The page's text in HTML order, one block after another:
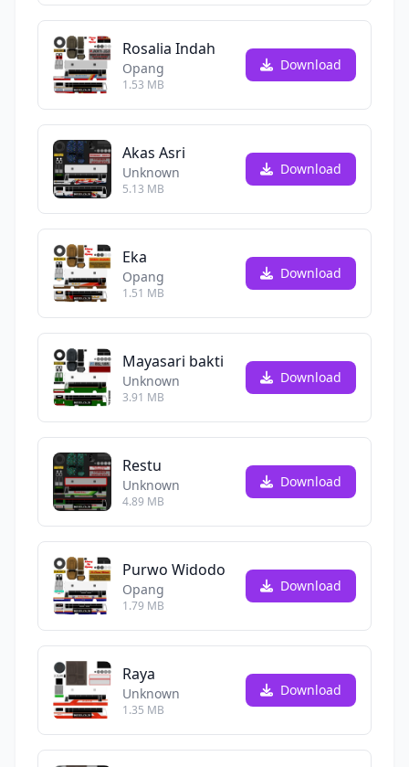
Rosalia Indah
Opang
1.53 MB
Download
Akas Asri
Unknown
5.13 MB
Download
Eka
Opang
1.51 MB
Download
Mayasari bakti
Unknown
3.91 MB
Download
Restu
Unknown
4.89 MB
Download
Purwo Widodo
Opang
1.79 MB
Download
Raya
Unknown
1.35 MB
Download